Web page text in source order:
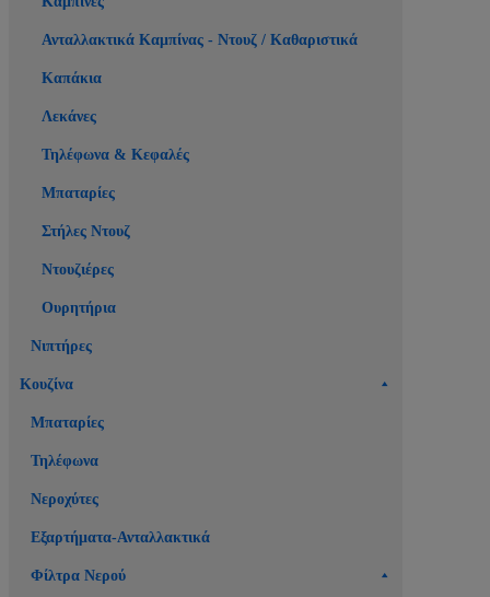
Ανταλλακτικά Καμπίνας - Ντουζ / Καθαριστικά
Καπάκια
Λεκάνες
Τηλέφωνα & Κεφαλές
Μπαταρίες
Στήλες Ντουζ
Ντουζιέρες
Ουρητήρια
Νιπτήρες
Κουζίνα
Μπαταρίες
Τηλέφωνα
Νεροχύτες
Εξαρτήματα-Ανταλλακτικά
Φίλτρα Νερού